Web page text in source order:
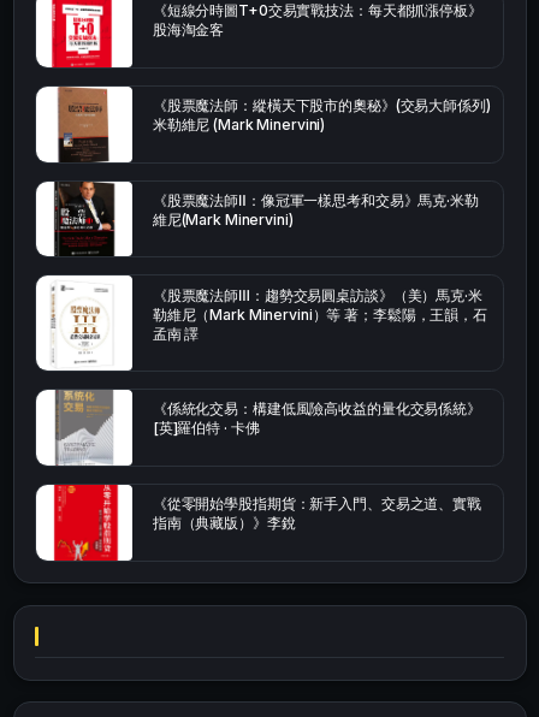
《短線分時圖T+0交易實戰技法：每天都抓漲停板》
股海淘金客
《股票魔法師：縱橫天下股市的奧秘》(交易大師係列)
米勒維尼 (Mark Minervini)
《股票魔法師Ⅱ：像冠軍一樣思考和交易》馬克·米勒
維尼(Mark Minervini)
《股票魔法師Ⅲ：趨勢交易圓桌訪談》（美）馬克·米
勒維尼（Mark Minervini）等 著；李鬆陽，王韻，石
孟南 譯
《係統化交易：構建低風險高收益的量化交易係統》
[英]羅伯特 · 卡佛
《從零開始學股指期貨：新手入門、交易之道、實戰
指南（典藏版）》李銳